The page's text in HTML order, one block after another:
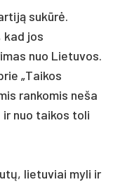
sukūrė.
kad jos
nuo Lietuvos.
„Taikos
rankomis neša
ir nuo taikos toli
lietuviai myli ir